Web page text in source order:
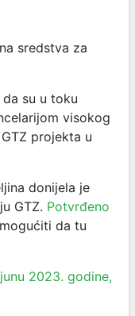
sredstva za
su u toku
visokog
projekta u
donijela je
GTZ. Potvrđeno
da tu
junu 2023. godine,